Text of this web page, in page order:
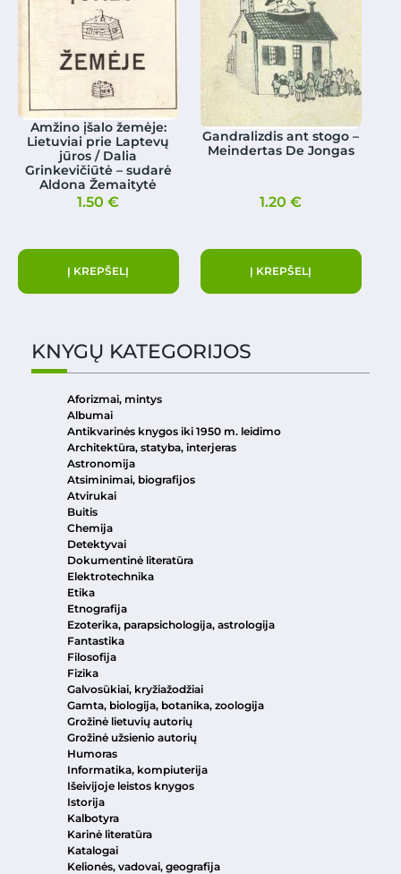
Amžino įšalo žemėje:
Lietuviai prie Laptevų
jūros / Dalia
Grinkevičiūtė – sudarė
Aldona Žemaitytė
1.50€
Į KREPŠELĮ
Gandralizdis ant stogo –
Meindertas De Jongas
1.20€
Į KREPŠELĮ
KNYGŲ KATEGORIJOS
Aforizmai, mintys
Albumai
Antikvarinės knygos iki 1950 m. leidimo
Architektūra, statyba, interjeras
Astronomija
Atsiminimai, biografijos
Atvirukai
Buitis
Chemija
Detektyvai
Dokumentinė literatūra
Elektrotechnika
Etika
Etnografija
Ezoterika, parapsichologija, astrologija
Fantastika
Filosofija
Fizika
Galvosūkiai, kryžiažodžiai
Gamta, biologija, botanika, zoologija
Grožinė lietuvių autorių
Grožinė užsienio autorių
Humoras
Informatika, kompiuterija
Išeivijoje leistos knygos
Istorija
Kalbotyra
Karinė literatūra
Katalogai
Kelionės, vadovai, geografija